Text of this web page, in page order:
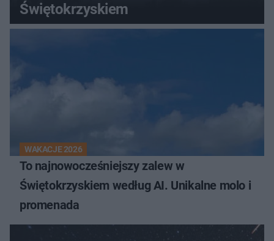
Świętokrzyskiem
WAKACJE 2026
To najnowocześniejszy zalew w
Świętokrzyskiem według AI. Unikalne molo i
promenada